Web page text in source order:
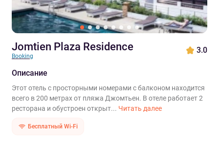
Jomtien Plaza Residence
Booking
3.0
Описание
Этот отель с просторными номерами с балконом находится
всего в 200 метрах от пляжа Джомтьен. В отеле работает 2
ресторана и обустроен открыт... Читать далее
Бесплатный Wi-Fi